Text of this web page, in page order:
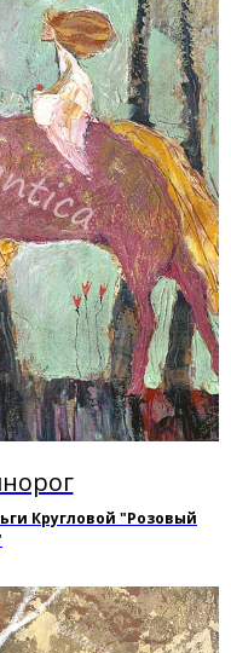
Кругловой "Розовый